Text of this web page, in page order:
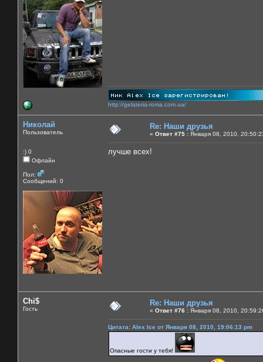
http://gelateria-roma.com.ua/
Николай
Пользователь
:) 0
Офлайн
Пол:
Сообщений: 0
Re: Наши друзья
« Ответ #75 : Января 08, 2010,
лучше всех!
Chi$
Гость
Re: Наши друзья
« Ответ #76 : Января 08, 2010,
Цитата: Alex Ice от Января 08, 2010, 19:06:13 pm
Опасные гости у тебя!